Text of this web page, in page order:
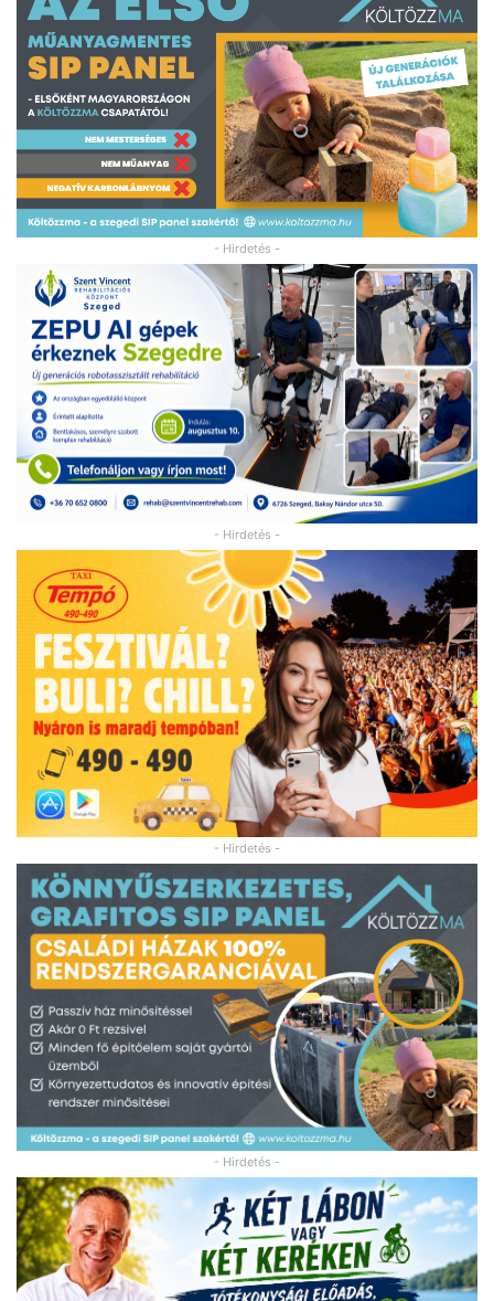
- Hirdetés -
- Hirdetés -
- Hirdetés -
- Hirdetés -